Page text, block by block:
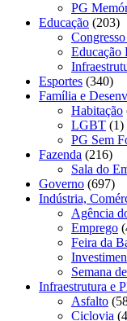
PG
Educação (203)
Educação
Esportes (340)
Família e
Habitação
LGBT (1)
PG Sem
Fazenda (216)
Sala do
Governo (697)
Indústria,
Agência
Emprego
Feira da
Semana
Infraestrutura e
Asfalto
Ciclovia